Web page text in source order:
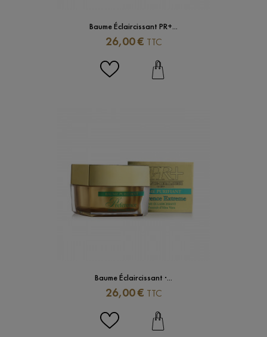
Baume Éclaircissant PR+...
Prix
26,00 € TTC
Baume Éclaircissant ·...
Prix
26,00 € TTC